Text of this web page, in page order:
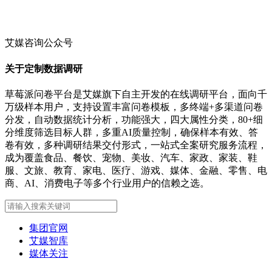
艾媒咨询公众号
关于定制数据调研
草莓派问卷平台是艾媒旗下自主开发的在线调研平台，面向千
万级样本用户，支持设置丰富问卷模板，多终端+多渠道问卷
分发，自动数据统计分析，功能强大，四大属性分类，80+细
分维度筛选目标人群，多重AI质量控制，确保样本有效、答
卷有效，多种调研结果交付形式，一站式全案研究服务流程，
成为覆盖食品、餐饮、宠物、美妆、汽车、家政、家装、鞋
服、文旅、教育、家电、医疗、游戏、媒体、金融、零售、电
商、AI、消费电子等多个行业用户的信赖之选。
集团官网
艾媒智库
媒体关注